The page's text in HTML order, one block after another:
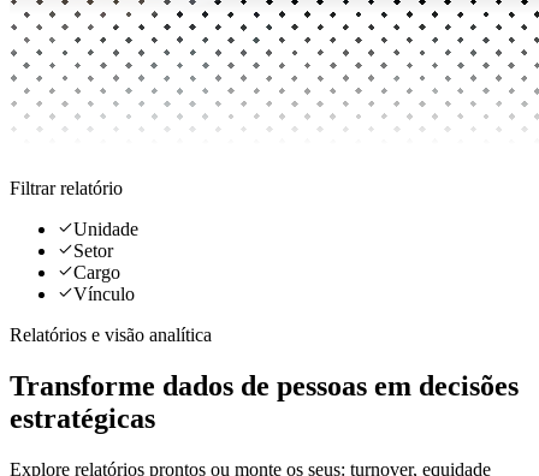
Filtrar relatório
Unidade
Setor
Cargo
Vínculo
Relatórios e visão analítica
Transforme dados de pessoas em decisões
estratégicas
Explore relatórios prontos ou monte os seus: turnover, equidade